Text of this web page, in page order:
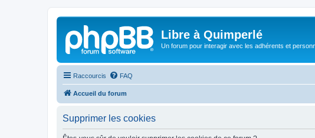
Libre à Quimperlé
Un forum pour interagir avec les adhérents et
Raccourcis FAQ
Accueil du forum
Supprimer les cookies